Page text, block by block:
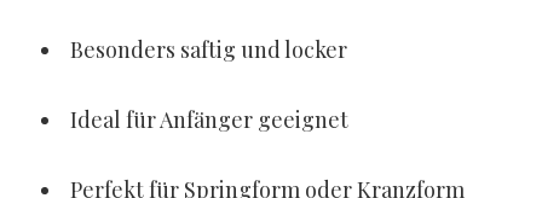
Besonders saftig und locker
Ideal für Anfänger geeignet
Perfekt für Springform oder Kranzform